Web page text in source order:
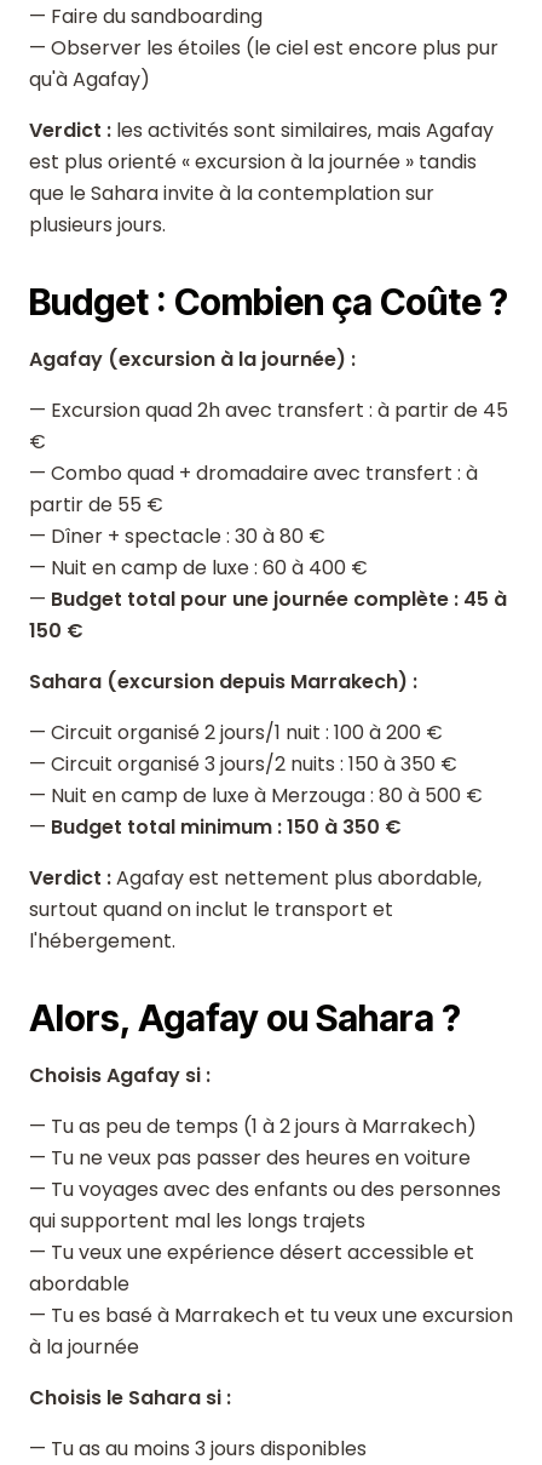
— Faire du sandboarding
— Observer les étoiles (le ciel est encore plus pur
qu'à Agafay)
Verdict : les activités sont similaires, mais Agafay
est plus orienté « excursion à la journée » tandis
que le Sahara invite à la contemplation sur
plusieurs jours.
Budget : Combien ça Coûte ?
Agafay (excursion à la journée) :
— Excursion quad 2h avec transfert : à partir de 45
€
— Combo quad + dromadaire avec transfert : à
partir de 55 €
— Dîner + spectacle : 30 à 80 €
— Nuit en camp de luxe : 60 à 400 €
— Budget total pour une journée complète : 45 à
150 €
Sahara (excursion depuis Marrakech) :
— Circuit organisé 2 jours/1 nuit : 100 à 200 €
— Circuit organisé 3 jours/2 nuits : 150 à 350 €
— Nuit en camp de luxe à Merzouga : 80 à 500 €
— Budget total minimum : 150 à 350 €
Verdict :Agafay est nettement plus abordable,
surtout quand on inclut le transport et
l'hébergement.
Alors, Agafay ou Sahara ?
Choisis Agafay si :
— Tu as peu de temps (1 à 2 jours à Marrakech)
— Tu ne veux pas passer des heures en voiture
— Tu voyages avec des enfants ou des personnes
qui supportent mal les longs trajets
— Tu veux une expérience désert accessible et
abordable
— Tu es basé à Marrakech et tu veux une excursion
à la journée
Choisis le Sahara si :
— Tu as au moins 3 jours disponibles